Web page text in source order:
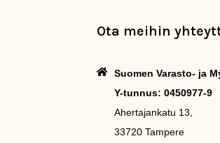
Ota meihin
Suomen Varasto- ja
Y-tunnus: 0450977-9
Ahertajankatu 13,
33720 Tampere